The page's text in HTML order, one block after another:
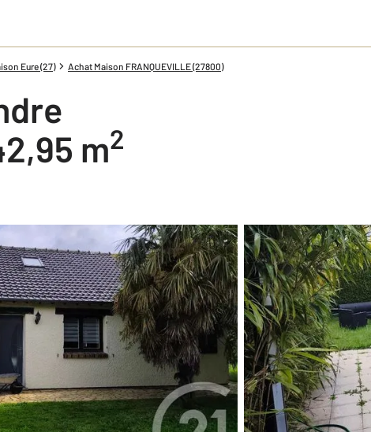
Eure (27) Achat Maison FRANQUEVILLE (27800)
m2